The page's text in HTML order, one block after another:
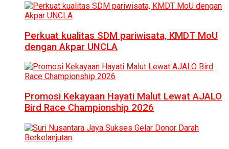
Perkuat kualitas SDM pariwisata, KMDT MoU
dengan Akpar UNCLA
Promosi Kekayaan Hayati Malut Lewat AJALO
Bird Race Championship 2026